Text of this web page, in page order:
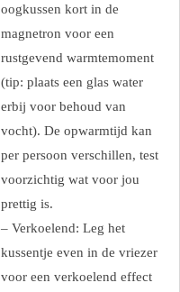
oogkussen kort in de
magnetron voor een
rustgevend warmtemoment
(tip: plaats een glas water
erbij voor behoud van
vocht). De opwarmtijd kan
per persoon verschillen, test
voorzichtig wat voor jou
prettig is.
– Verkoelend: Leg het
kussentje even in de vriezer
voor een verkoelend effect